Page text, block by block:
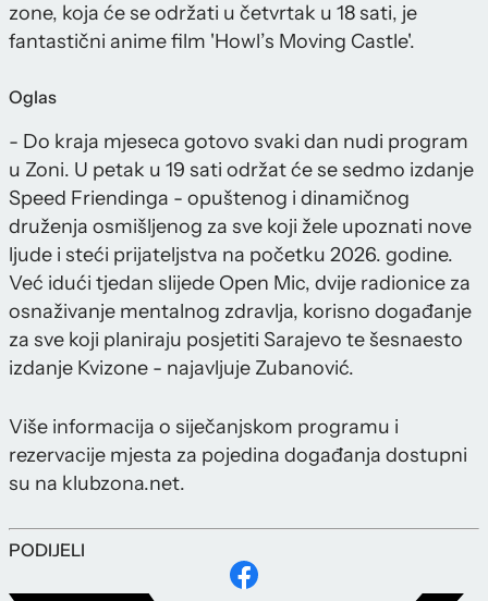
zone, koja će se održati u četvrtak u 18 sati, je
fantastični anime film 'Howl’s Moving Castle'.
Oglas
- Do kraja mjeseca gotovo svaki dan nudi program
u Zoni. U petak u 19 sati održat će se sedmo izdanje
Speed Friendinga - opuštenog i dinamičnog
druženja osmišljenog za sve koji žele upoznati nove
ljude i steći prijateljstva na početku 2026. godine.
Već idući tjedan slijede Open Mic, dvije radionice za
osnaživanje mentalnog zdravlja, korisno događanje
za sve koji planiraju posjetiti Sarajevo te šesnaesto
izdanje Kvizone - najavljuje Zubanović.
Više informacija o siječanjskom programu i
rezervacije mjesta za pojedina događanja dostupni
su na klubzona.net.
PODIJELI